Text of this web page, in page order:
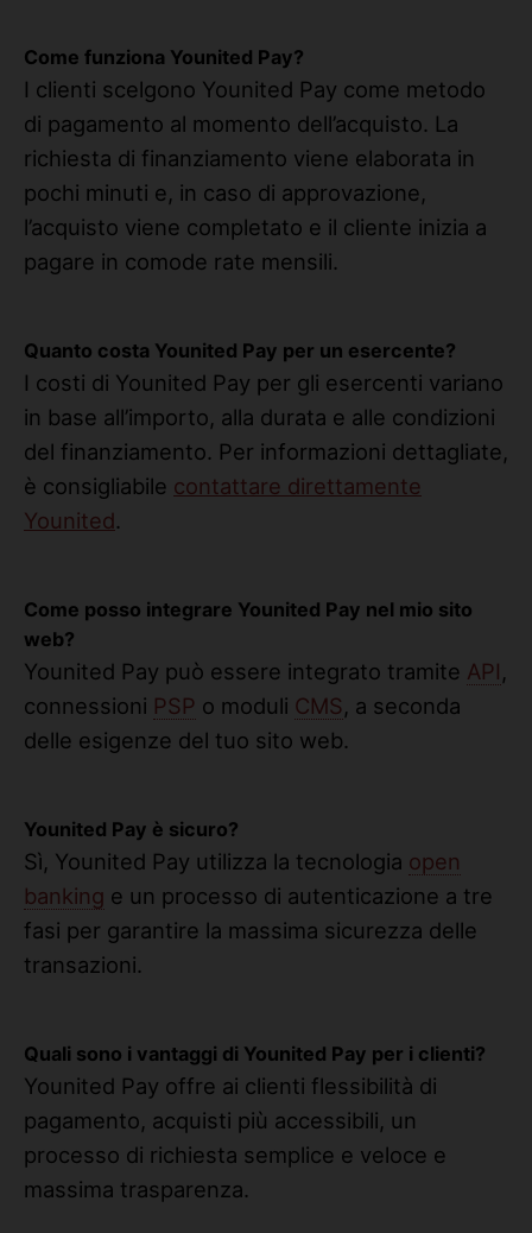
Come funziona Younited Pay?
I clienti scelgono Younited Pay come metodo
di pagamento al momento dell’acquisto. La
richiesta di finanziamento viene elaborata in
pochi minuti e, in caso di approvazione,
l’acquisto viene completato e il cliente inizia a
pagare in comode rate mensili.
Quanto costa Younited Pay per un esercente?
I costi di Younited Pay per gli esercenti variano
in base all’importo, alla durata e alle condizioni
del finanziamento. Per informazioni dettagliate,
è consigliabile contattare direttamente
Younited.
Come posso integrare Younited Pay nel mio sito
web?
Younited Pay può essere integrato tramite API,
connessioni PSP o moduli CMS, a seconda
delle esigenze del tuo sito web.
Younited Pay è sicuro?
Sì, Younited Pay utilizza la tecnologia open
banking e un processo di autenticazione a tre
fasi per garantire la massima sicurezza delle
transazioni.
Quali sono i vantaggi di Younited Pay per i clienti?
Younited Pay offre ai clienti flessibilità di
pagamento, acquisti più accessibili, un
processo di richiesta semplice e veloce e
massima trasparenza.